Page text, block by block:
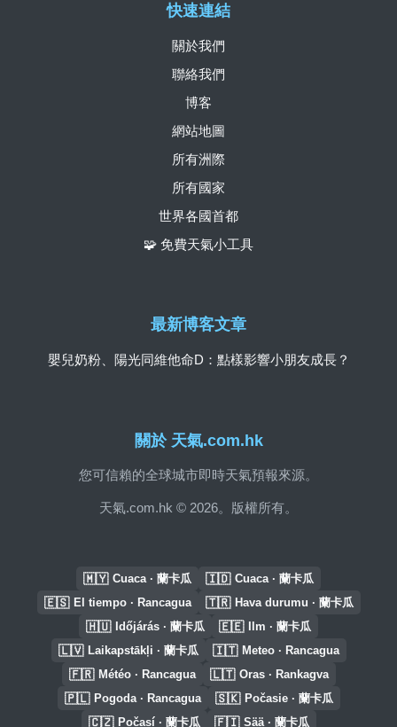
關於 天氣.com.hk
您可信賴的全球城市即時天氣預報來源。
天氣.com.hk © 2026。版權所有。
快速連結
關於我們
聯絡我們
博客
網站地圖
所有洲際
所有國家
世界各國首都
🧩 免費天氣小工具
最新博客文章
嬰兒奶粉、陽光同維他命D：點樣影響小朋友成長？
🇲🇾 Cuaca · 蘭卡瓜 🇮🇩 Cuaca · 蘭卡瓜
🇪🇸 El tiempo · Rancagua 🇹🇷 Hava durumu · 蘭卡瓜
🇭🇺 Időjárás · 蘭卡瓜 🇪🇪 Ilm · 蘭卡瓜
🇱🇻 Laikapstākļi · 蘭卡瓜 🇮🇹 Meteo · Rancagua
🇫🇷 Météo · Rancagua 🇱🇹 Oras · Rankagva
🇵🇱 Pogoda · Rancagua 🇸🇰 Počasie · 蘭卡瓜
🇨🇿 Počasí · 蘭卡瓜 🇫🇮 Sää · 蘭卡瓜